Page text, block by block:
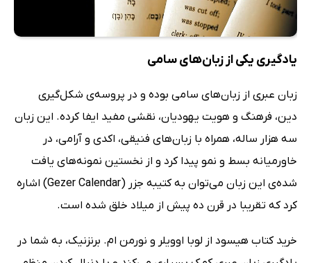
یادگیری یکی از زبان‌های سامی
زبان عبری از زبان‌های سامی بوده و در پروسه‌ی شکل‌گیری
دین، فرهنگ و هویت یهودیان، نقشی مفید ایفا کرده. این زبان
سه هزار ساله، همراه با زبان‌های فنیقی، اکدی و آرامی، در
خاورمیانه بسط و نمو پیدا کرد و از نخستین نمونه‌های یافت
شده‌ی این زبان می‌توان به کتیبه جزر (Gezer Calendar) اشاره
کرد که تقریبا در قرن ده پیش از میلاد خلق شده است.
خرید کتاب هیسود از لوبا اوویلر و نورمن ‌ام. برنزنیک، به شما در